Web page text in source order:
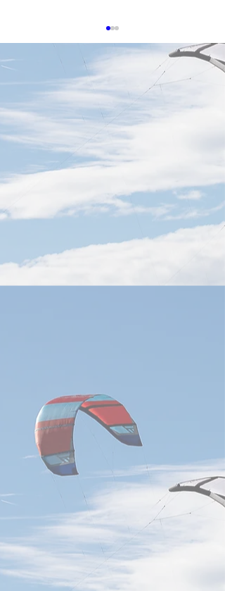
タセンター冷却特許で存
生成AIの普及により高性能計
算への需要が高まり、データ
センターの冷却および熱管理
技術は、産業界における競争
の重要分野となっている。経
済部智慧財産局が発表した
「データセンター主要部品の
特許動向分析」報告によれ
ば、台湾企業は世界の冷却技
術特許の取得・出願において
強い実力を示しており、英業
社が、いずれも世界の特許出